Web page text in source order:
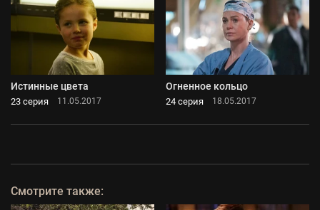
Истинные цвета
23 серия 11.05.2017
Огненное кольцо
24 серия 18.05.2017
Смотрите также: